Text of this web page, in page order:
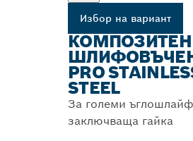
Избор на вариант
КОМПОЗИТЕН
PRO
STEEL
За големи
заключваща гайка